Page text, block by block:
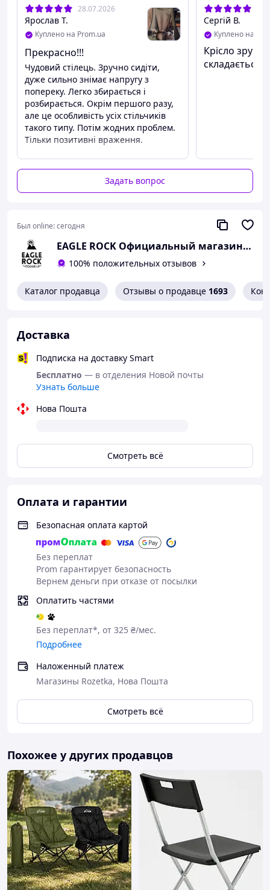
28.07.2026
Ярослав Т.
Куплено на Prom.ua +1
Прекрасно!!!
Чудовий стілець. Зручно сидіти,
дуже сильно знімає напругу з
попереку. Легко збирається і
розбирається. Окрім першого разу,
але це особливість усіх стільчиків
такого типу. Потім жодних проблем.
Тільки позитивні враження.
Преимущества
Все!
Сергій В.
Куплено на
Крісло
складається,
Задать вопрос
Был online:сегодня
EAGLE ROCK Официальный магазин бренду
100% положительных отзывов
Каталог продавца Отзывы о продавце 1693
Доставка
Подписка на доставку Smart
Бесплатно — в отделения Новой почты
Узнать больше
Нова Пошта
Смотреть всё
Оплата и гарантии
Безопасная оплата картой
Без переплат
Prom гарантирует безопасность
Вернем деньги при отказе от посылки
Оплатить частями
Без переплат*, от 325 ₴/мес.
Подробнее
Наложенный платеж
Магазины Rozetka, Нова Пошта
Смотреть всё
Похожее у других продавцов